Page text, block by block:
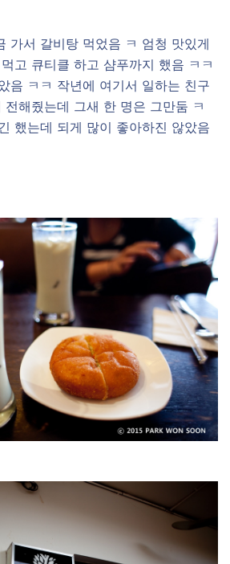
가서 갈비탕 먹었음 ㅋ 엄청 맛있게
고 큐티클 하고 샴푸까지 했음 ㅋㅋ
음 ㅋㅋ 작년에 여기서 일하는 친구
해줬는데 그새 한 명은 그만둠 ㅋ
했는데 되게 많이 좋아하진 않았음